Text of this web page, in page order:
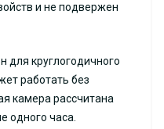
и не подвержен
для круглогодичного
работать без
камера рассчитана
одного часа.